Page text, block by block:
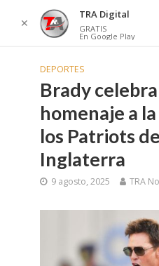
DEPORTES
Brady
homenaje a
los Patriots
Inglaterra
9 agosto, 2025 TRA
✕
TRA Digital
GRATIS
En Google Play